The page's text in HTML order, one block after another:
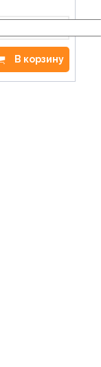
В корзину